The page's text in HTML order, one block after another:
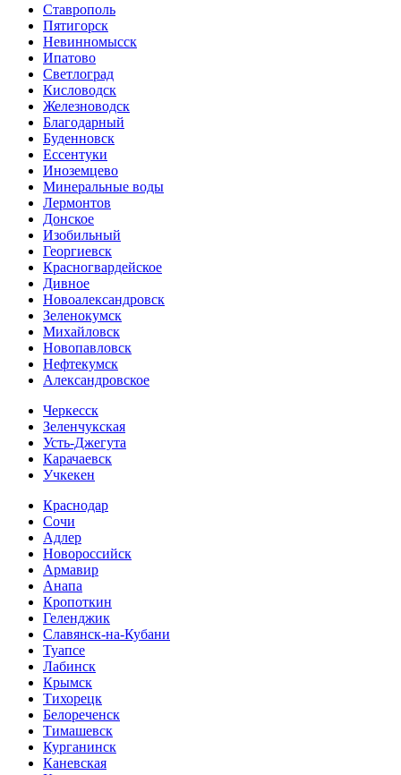
Ставрополь
Пятигорск
Невинномысск
Ипатово
Светлоград
Кисловодск
Железноводск
Благодарный
Буденновск
Ессентуки
Иноземцево
Минеральные воды
Лермонтов
Донское
Изобильный
Георгиевск
Красногвардейское
Дивное
Новоалександровск
Зеленокумск
Михайловск
Новопавловск
Нефтекумск
Александровское
Черкесск
Зеленчукская
Усть-Джегута
Карачаевск
Учкекен
Краснодар
Сочи
Адлер
Новороссийск
Армавир
Анапа
Кропоткин
Геленджик
Славянск-на-Кубани
Туапсе
Лабинск
Крымск
Тихорецк
Белореченск
Тимашевск
Курганинск
Каневская